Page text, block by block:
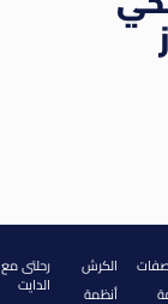
الكرش
أنظمة
رحلتى مع
الدايت